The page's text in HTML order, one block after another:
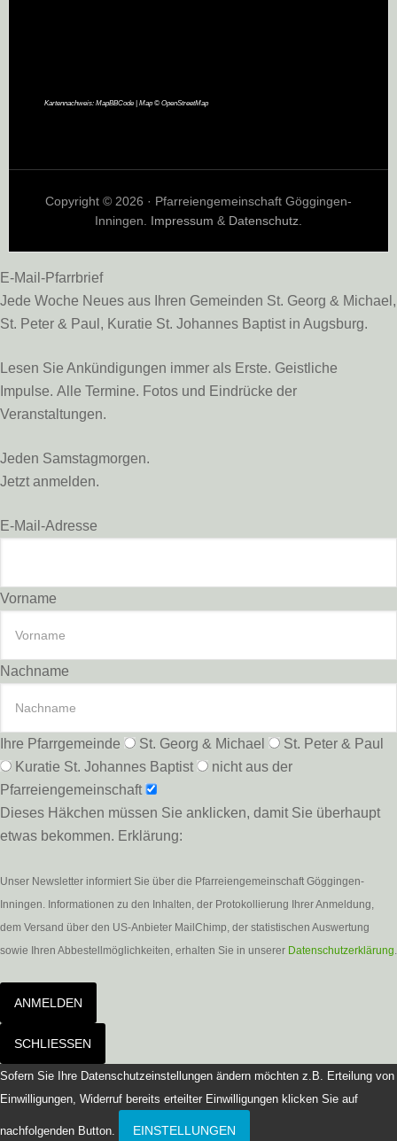
Kartennachweis: MapBBCode| Map © OpenStreetMap
Copyright © 2026 · Pfarreiengemeinschaft Göggingen-
Inningen. Impressum & Datenschutz.
E-Mail-Pfarrbrief
Jede Woche Neues aus Ihren Gemeinden St. Georg & Michael,
St. Peter & Paul, Kuratie St. Johannes Baptist in Augsburg.
Lesen Sie Ankündigungen immer als Erste. Geistliche
Impulse. Alle Termine. Fotos und Eindrücke der
Veranstaltungen.
Jeden Samstagmorgen.
Jetzt anmelden.
E-Mail-Adresse
Vorname
Nachname
Ihre Pfarrgemeinde St. Georg & Michael
St. Peter & Paul
Kuratie St. Johannes Baptist
nicht aus der
Pfarreiengemeinschaft
Dieses Häkchen müssen Sie anklicken, damit Sie überhaupt
etwas bekommen. Erklärung:
Unser Newsletter informiert Sie über die Pfarreiengemeinschaft Göggingen-
Inningen. Informationen zu den Inhalten, der Protokollierung Ihrer Anmeldung,
dem Versand über den US-Anbieter MailChimp, der statistischen Auswertung
sowie Ihren Abbestellmöglichkeiten, erhalten Sie in unserer Datenschutzerklärung.
ANMELDEN
SCHLIESSEN
Sofern Sie Ihre Datenschutzeinstellungen ändern möchten z.B. Erteilung von
Einwilligungen, Widerruf bereits erteilter Einwilligungen klicken Sie auf
nachfolgenden Button. EINSTELLUNGEN